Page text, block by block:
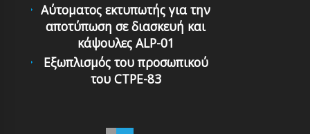
Αύτοματος εκτυπωτής για την
αποτύπωση σε διασκευή και
κάψουλες ALP-01
Εξωπλισμός του προσωπικού
του CTPE-83